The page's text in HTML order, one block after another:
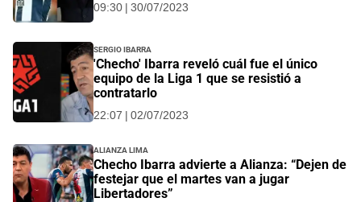
09:30 | 30/07/2023
Sergio Ibarra
'Checho' Ibarra reveló cuál fue el único
equipo de la Liga 1 que se resistió a
contratarlo
22:07 | 02/07/2023
Alianza Lima
Checho Ibarra advierte a Alianza: “Dejen de
festejar que el martes van a jugar
Libertadores”